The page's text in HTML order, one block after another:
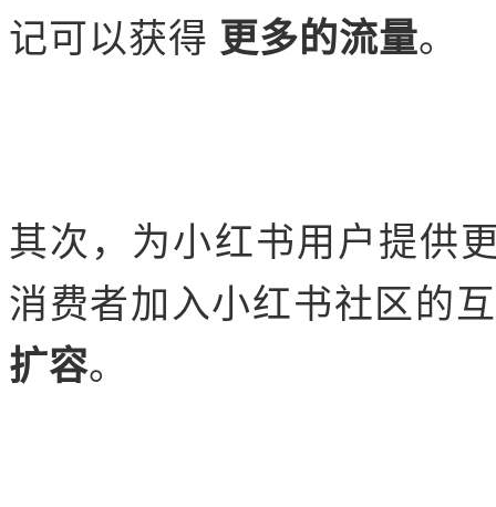
记可以获得 更多的流量。
其次，为小红书用户提供
消费者加入小红书社区的
扩容。